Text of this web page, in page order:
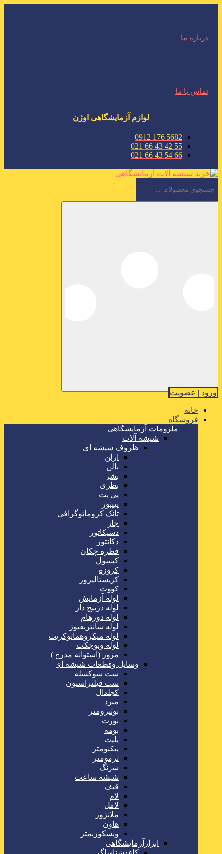
درباره ما
تماس با ما
لوازم آزمایشگاهی اوژن
5682 176 0912
55 42 43 66 021
66 54 43 66 021
ورود | عضویت
خانه
فروشگاه
ملزومات آزمایشگاهی
شیشه آلات
ظروف شیشه ای
ارلن
بالن
بشر
بطری
پی پت
پیپتور
تانک کروماتوگرافی
جار
دسیکاتور
دکانتور
قطره چکان
کپسول
کروزه
کریستالیزور
کووت
لوله آزمایش
لوله درپیچ دار
لوله دورهام
لوله سانتریفیوژ
لوله میکروهماتوکریت
لوله ونوجکت
مزور (استوانه مدرج )
وسایل وقطعات شیشه ای
ست سوکسله
ست فیلتراسیون
کجلدال
مبرد
بوتیرومتر
بورت
بومه
پلیت
پیکنومتر
ترمومتر
سرنگ
شیشه ساعت
قیف
لام
لامل
ملانژور
هاون
ویسکوزیمتر
ابزارآزمایشگاهی
کاغذشناساگر